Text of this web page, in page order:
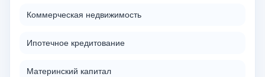
Коммерческая недвижимость
Ипотечное кредитование
Материнский капитал